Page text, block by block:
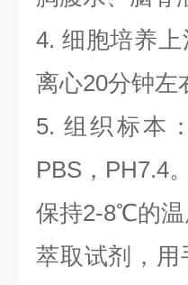
4. 细胞培养
离心20分钟左
5. 组织标本
PBS，PH7.4
保持2-8℃的温
萃取试剂，